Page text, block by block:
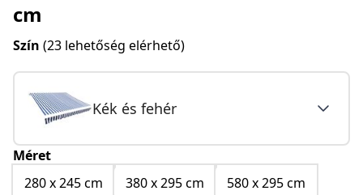
cm
Szín (23 lehetőség elérhető)
Kék és fehér
Méret
280 x 245 cm
380 x 295 cm
580 x 295 cm